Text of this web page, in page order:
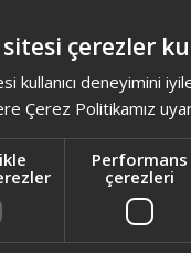
Cihazı
Cihazı
Cihazı kaç
Cihazı, 48
çerezler
kullanıcı deneyimini
Çerez Politikamız
Performans
çerezleri